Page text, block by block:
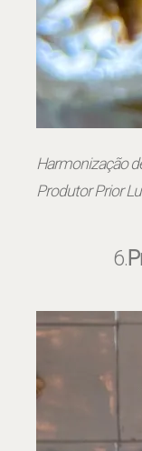
Harmonização
Produtor Prior
6.